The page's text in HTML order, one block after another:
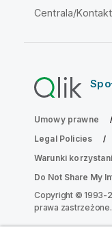
Centrala/Kontakt
Umowy prawne
Legal Policies
Warunki
Do Not Share My
Copyright © 1993-
prawa zastrzeżone.